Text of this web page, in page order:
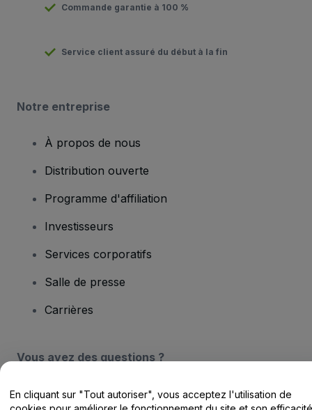
Commande garantie à 100 %
Service client assuré du début à la fin
Notre entreprise
À propos de nous
Distribution ouverte
Programme d'affiliation
Investisseurs
Services corporatifs
Salle de presse
Carrières
Vous avez des questions ?
Centre d'assistance / Nous contacter
En cliquant sur "Tout autoriser", vous acceptez l'utilisation de